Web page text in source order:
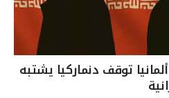
توقف دنماركيا يشتبه